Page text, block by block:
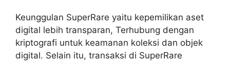
Keunggulan SuperRare yaitu kepemilikan aset
digital lebih transparan, Terhubung dengan
kriptografi untuk keamanan koleksi dan objek
digital. Selain itu, transaksi di SuperRare